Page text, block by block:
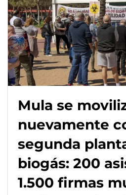
Mula se
nuevamente
segunda
biogás: 200
1.500 firmas